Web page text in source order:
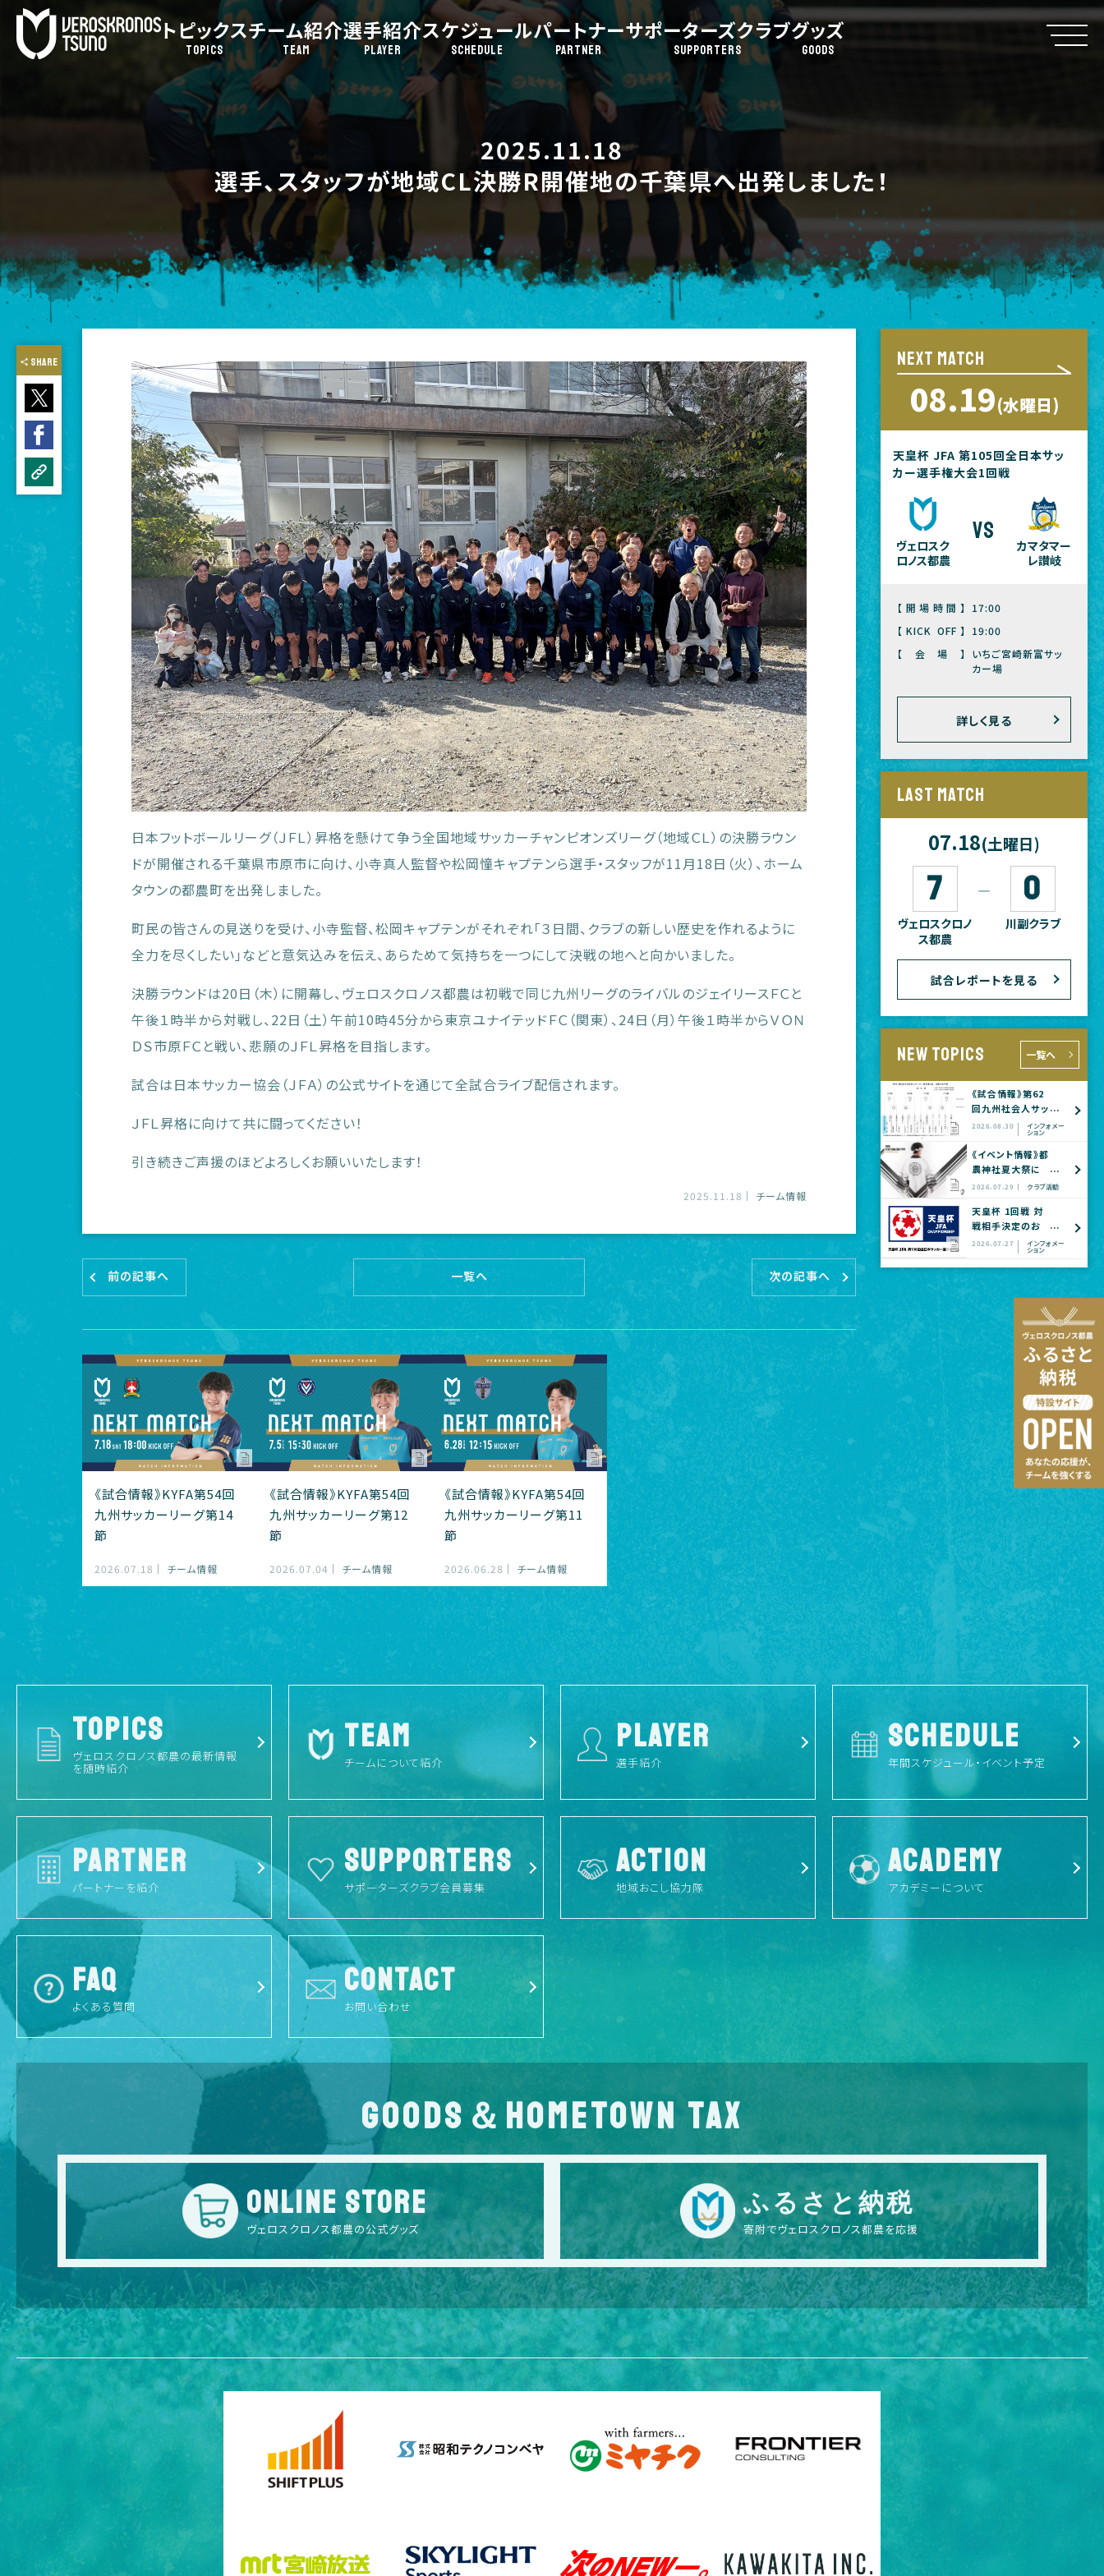
トピックス
TOPICS
チーム紹介
TEAM
選手紹介
PLAYER
スケジュール
SCHEDULE
パートナー
PARTNER
サポーターズクラブ
SUPPORTERS
グッズ
GOODS
2025.11.18
選手、スタッフが地域CL決勝R開催地の千葉県へ出発しました！
SHARE
日本フットボールリーグ（ＪＦＬ）昇格を懸けて争う全国地域サッカーチャンピオンズリーグ（地域ＣＬ）の決勝ラウン
ドが開催される千葉県市原市に向け、小寺真人監督や松岡憧キャプテンら選手・スタッフが11月18日（火）、ホーム
タウンの都農町を出発しました。
町民の皆さんの見送りを受け、小寺監督、松岡キャプテンがそれぞれ「３日間、クラブの新しい歴史を作れるように
全力を尽くしたい」などと意気込みを伝え、あらためて気持ちを一つにして決戦の地へと向かいました。
決勝ラウンドは20日（木）に開幕し、ヴェロスクロノス都農は初戦で同じ九州リーグのライバルのジェイリースＦＣと
午後１時半から対戦し、22日（土）午前10時45分から東京ユナイテッドＦＣ（関東）、24日（月）午後１時半からＶＯＮ
ＤＳ市原ＦＣと戦い、悲願のＪＦＬ昇格を目指します。
試合は日本サッカー協会（ＪＦＡ）の公式サイトを通じて全試合ライブ配信されます。
ＪＦＬ昇格に向けて共に闘ってください！
引き続きご声援のほどよろしくお願いいたします！
2025.11.18 チーム情報
前の記事へ 一覧へ 次の記事へ
《試合情報》KYFA第54回
九州サッカーリーグ第14
節
2026.07.18 チーム情報
《試合情報》KYFA第54回
九州サッカーリーグ第12
節
2026.07.04 チーム情報
《試合情報》KYFA第54回
九州サッカーリーグ第11
節
2026.06.28 チーム情報
NEXT MATCH
08.19(水曜日)
天皇杯 JFA 第105回全日本サッ
カー選手権大会1回戦
ヴェロスク
ロノス都農
vs
カマタマー
レ讃岐
【開場時間】
17:00
【KICK OFF】
19:00
【会場】
いちご宮崎新富サッ
カー場
詳しく見る
LAST MATCH
07.18(土曜日)
7
ヴェロスクロノ
ス都農
― 0
川副クラブ
試合レポートを見る
NEW TOPICS 一覧へ
《試合情報》第62
回九州社会人サッ
カー選手権大会
全国大会予選
2026.08.30 インフォメー
ション
《イベント情報》都
農神社夏大祭に
てヴェロスクロノ
ズショップ出店の
お知らせ
2026.07.29 クラブ活動
天皇杯 1回戦 対
戦相手決定のお
知らせ
2026.07.27 インフォメー
ション
TOPICS
ヴェロスクロノス都農の最新情報
を随時紹介
TEAM
チームについて紹介
PLAYER
選手紹介
SCHEDULE
年間スケジュール・イベント予定
PARTNER
パートナーを紹介
SUPPORTERS
サポーターズクラブ会員募集
ACTION
地域おこし協力隊
ACADEMY
アカデミーについて
FAQ
よくある質問
CONTACT
お問い合わせ
GOODS＆HOMETOWN TAX
ONLINE STORE
ヴェロスクロノス都農の公式グッズ
ふるさと納税
寄附でヴェロスクロノス都農を応援